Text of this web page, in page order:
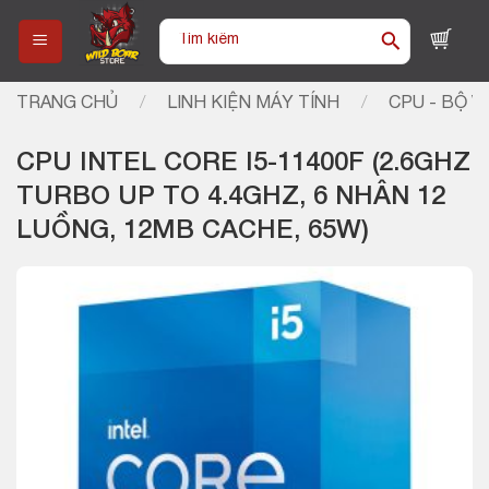
content
Tìm
TRANG CHỦ / LINH KIỆN MÁY TÍNH / CPU - BỘ
CPU INTEL CORE I5-11400F (2.6GHZ
TURBO UP TO 4.4GHZ, 6 NHÂN 12
LUỒNG, 12MB CACHE, 65W)